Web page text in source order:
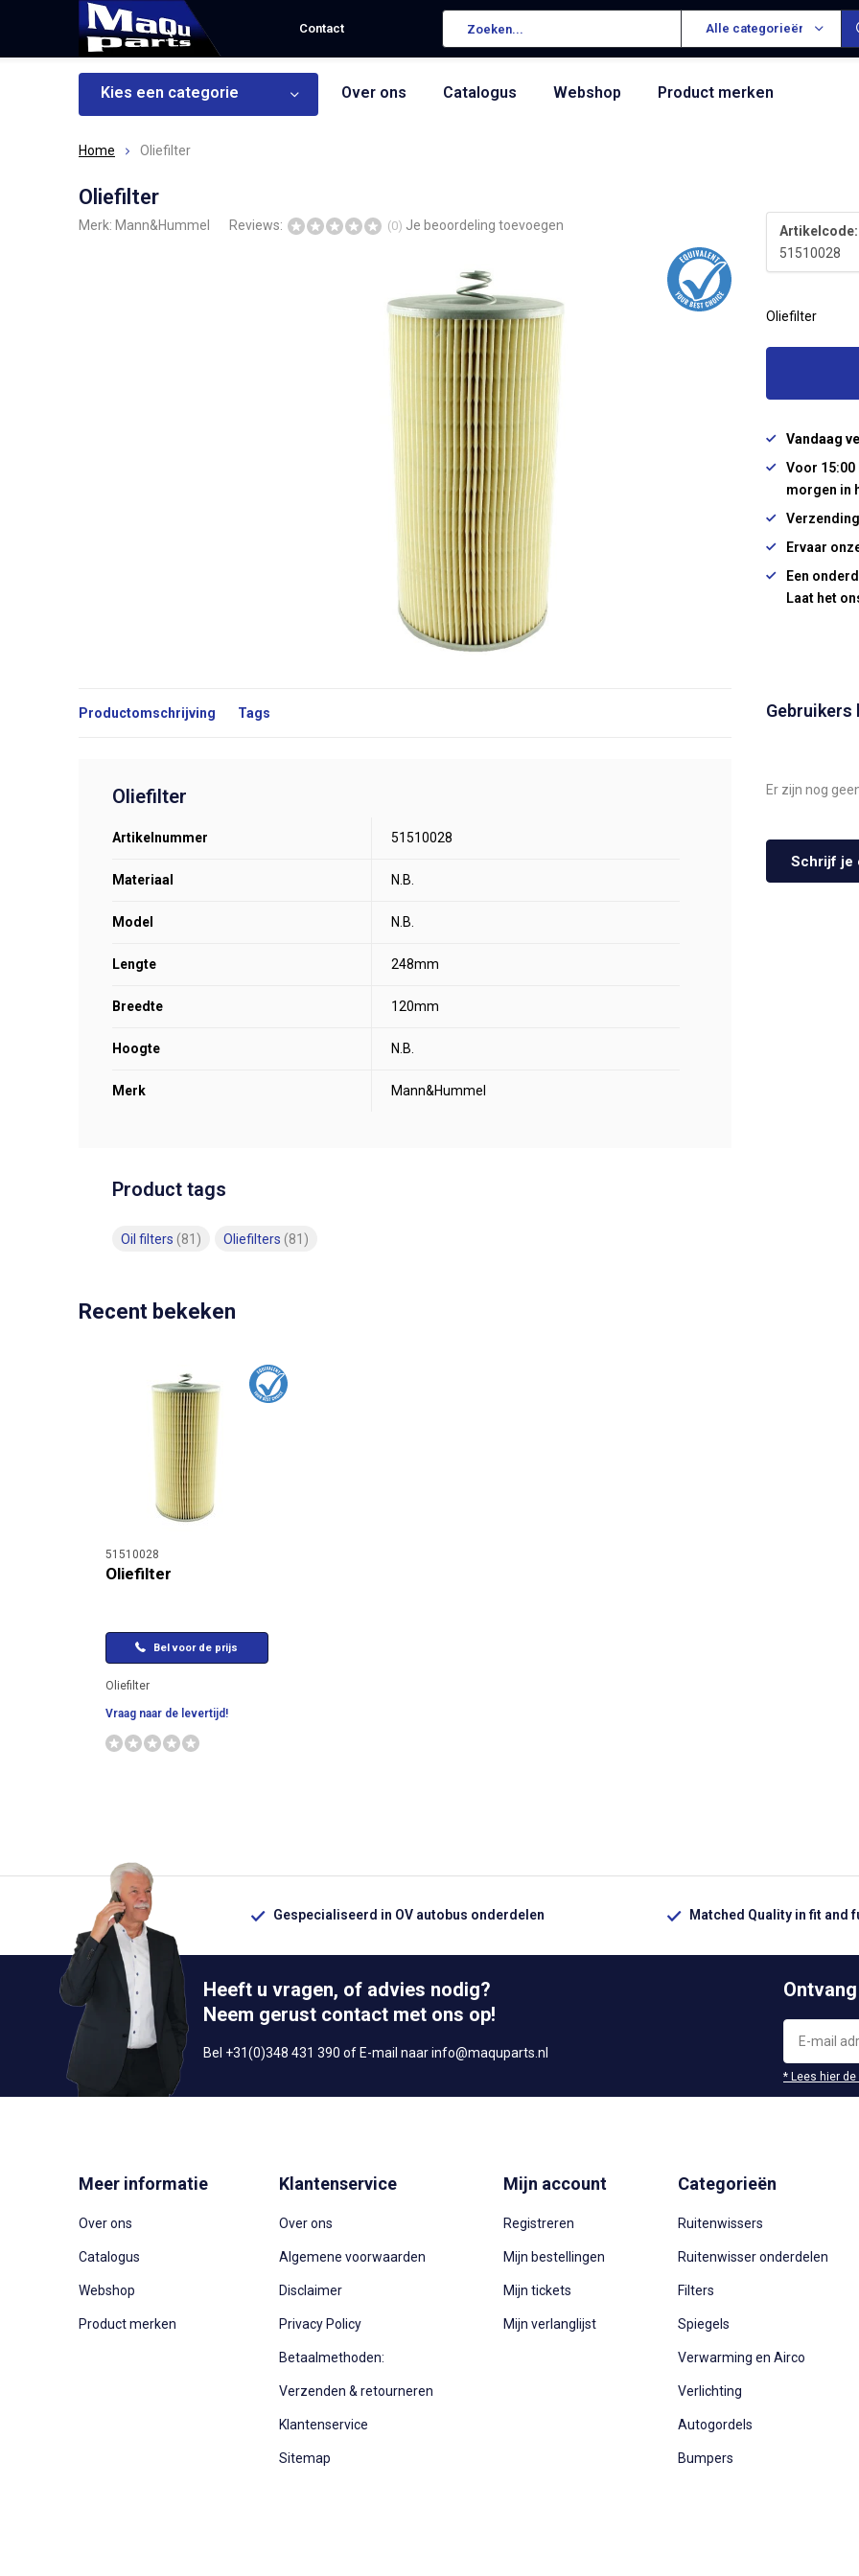
Contact Alle categorieën
Kies een categorie Over ons Catalogus Webshop Product merken
Home Oliefilter
Oliefilter
Merk: Mann&Hummel Reviews: (0) Je beoordeling toevoegen
Artikelcode:
51510028
Oliefilter
Vandaag
Voor 15:00
morgen in
Ervaar
Een
Laat het
Productomschrijving Tags
Oliefilter
Artikelnummer 51510028
Materiaal N.B.
Model N.B.
Lengte 248mm
Breedte 120mm
Hoogte N.B.
Merk Mann&Hummel
Product tags
Oil filters (81) Oliefilters (81)
Gebruikers
Er zijn nog
Schrijf je
Recent bekeken
51510028
Oliefilter
Bel voor de prijs
Oliefilter
Vraag naar de levertijd!
Gespecialiseerd in OV autobus onderdelen Matched Quality in fit and
Heeft u vragen, of advies nodig?
Neem gerust contact met ons op!
Bel +31(0)348 431 390 of E-mail naarinfo@maquparts.nl
* Lees hier
Meer informatie
Over ons
Catalogus
Webshop
Product merken
Klantenservice
Over ons
Algemene voorwaarden
Disclaimer
Privacy Policy
Betaalmethoden:
Verzenden & retourneren
Klantenservice
Sitemap
Mijn account
Registreren
Mijn bestellingen
Mijn tickets
Mijn verlanglijst
Categorieën
Ruitenwissers
Ruitenwisser onderdelen
Filters
Spiegels
Verwarming en Airco
Verlichting
Autogordels
Bumpers